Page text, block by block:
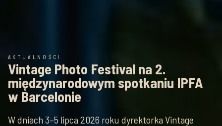
AKTUALNOŚCI
Vintage Photo Festival na 2.
międzynarodowym spotkaniu IPFA
w Barcelonie
W dniach 3–5 lipca 2026 roku dyrektorka Vintage